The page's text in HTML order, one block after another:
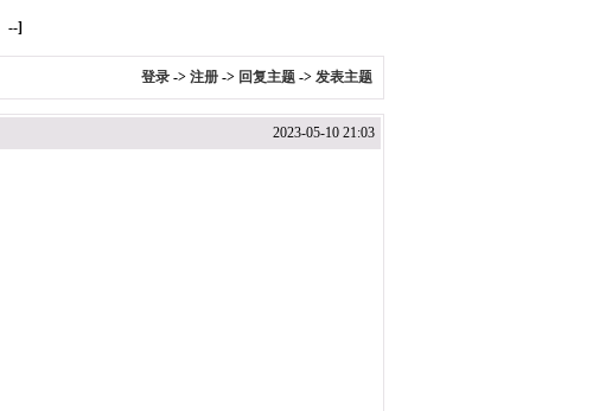
--]
登录 -> 注册 -> 回复主题 -> 发表主题
2023-05-10 21:03